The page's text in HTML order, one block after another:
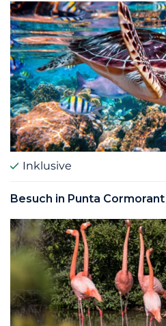
Inklusive
Besuch in Punta Cormorant